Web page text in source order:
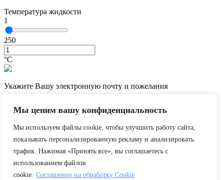
Мы ценим вашу конфиденциальность
Мы используем файлы cookie, чтобы улучшить работу сайта,
показывать персонализированную рекламу и анализировать
трафик. Нажимая «Принять все», вы соглашаетесь с
использованием файлов
cookie. Соглашение на обработку Cookie
Температура жидкости
1
250
°С
Укажите Вашу электронную почту и пожелания